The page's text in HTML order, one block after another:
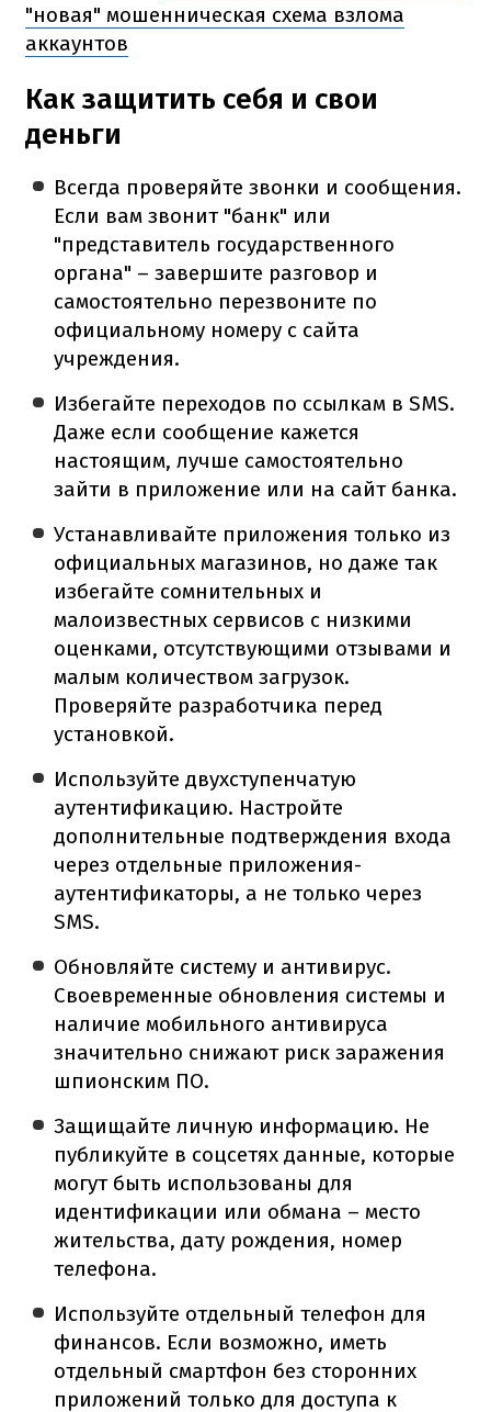
"новая" мошенническая схема взлома
аккаунтов
Как защитить себя и свои
деньги
Всегда проверяйте звонки и сообщения.
Если вам звонит "банк" или
"представитель государственного
органа" – завершите разговор и
самостоятельно перезвоните по
официальному номеру с сайта
учреждения.
Избегайте переходов по ссылкам в SMS.
Даже если сообщение кажется
настоящим, лучше самостоятельно
зайти в приложение или на сайт банка.
Устанавливайте приложения только из
официальных магазинов, но даже так
избегайте сомнительных и
малоизвестных сервисов с низкими
оценками, отсутствующими отзывами и
малым количеством загрузок.
Проверяйте разработчика перед
установкой.
Используйте двухступенчатую
аутентификацию. Настройте
дополнительные подтверждения входа
через отдельные приложения-
аутентификаторы, а не только через
SMS.
Обновляйте систему и антивирус.
Своевременные обновления системы и
наличие мобильного антивируса
значительно снижают риск заражения
шпионским ПО.
Защищайте личную информацию. Не
публикуйте в соцсетях данные, которые
могут быть использованы для
идентификации или обмана – место
жительства, дату рождения, номер
телефона.
Используйте отдельный телефон для
финансов. Если возможно, иметь
отдельный смартфон без сторонних
приложений только для доступа к